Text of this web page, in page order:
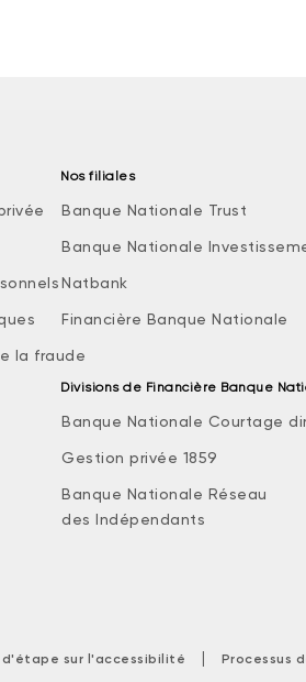
la fraude
Nos filiales
Banque Nationale Trust
Banque Nationale
Natbank
Financière Banque Nationale
Divisions de Financière Banque
Banque Nationale Courtage
Gestion privée 1859
Banque Nationale Réseau
des Indépendants
sur l'accessibilité | Processus